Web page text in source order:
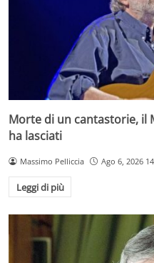
Morte di un cantastorie, il
ha lasciati
Massimo Pelliccia Ago 6, 2026
Leggi di più